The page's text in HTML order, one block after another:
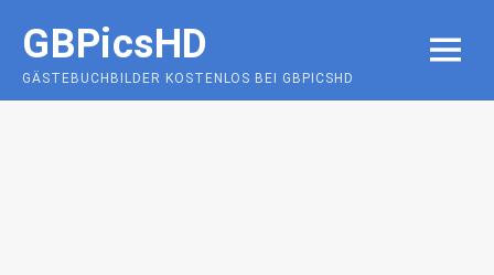
content
GBPicsHD
GÄSTEBUCHBILDER KOSTENLOS BEI GBPICSHD
MENU